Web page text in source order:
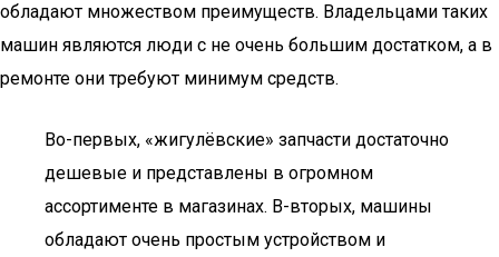
обладают множеством преимуществ. Владельцами таких
машин являются люди с не очень большим достатком, а в
ремонте они требуют минимум средств.
Во-первых, «жигулёвские» запчасти достаточно
дешевые и представлены в огромном
ассортименте в магазинах. В-вторых, машины
обладают очень простым устройством и